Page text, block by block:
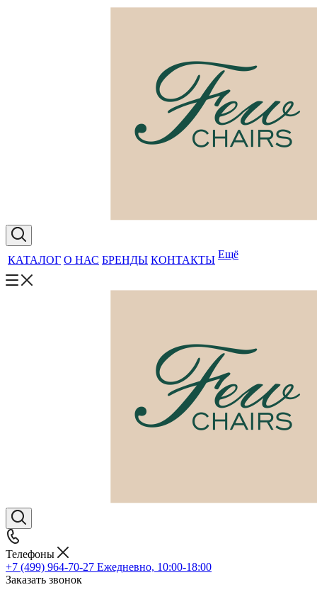
КАТАЛОГ О НАС БРЕНДЫ КОНТАКТЫ Ещё
Телефоны
+7 (499) 964-70-27 Ежедневно, 10:00-18:00
Заказать звонок